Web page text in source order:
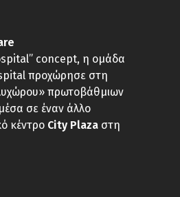
concept, η ομάδα
προχώρησε στη
πρωτοβάθμιων
σε έναν άλλο
κέντρο City Plazaστη